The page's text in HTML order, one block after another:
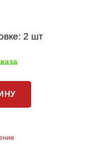
2 шт